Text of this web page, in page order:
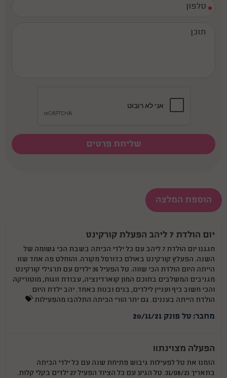
*
הוספת המלצה
יום הולדת 7 ליהב הפעלת קורקינט
חגגנו יום הולדת 7 ליהב עם כל ילדי הכיתה בשבת הכי גשומה של
השנה. הפעלץ קורקינט באולם כדורסל מקורה. והוחלט פה אחד שזו
הייתה היום הולדת הכי שווה. טל הפעיל 35 ילדים עם תרגילי קורקינט
מגניבים המשלבים בתוכם המון קוארדינציה, עבודת זוגות, מוטוריקה
והכי חשוב כיף ועניין לילדים, בנים ובנות כאחד. יהב ילדת היום
הולדת הייתה בעננים. גם יתר הורי הכיתה התלהבו מהפעילות 💝
מחבר: טל פונק 20/11/21
הפעלה מצוינת!!
הזמנו את טל לפעילות גיבוש פתיחת שנה עם כל ילדי הכיתה
בתאריך 31/08/21. טל הגיע עם כל הציוד הפעיל 27 ילדים בקלי קלות.